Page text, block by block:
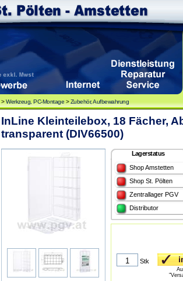
>Werkzeug, PC-Montage >Zubehör, Aufbewahrung
InLine Kleinteilebox, 18 Fächer,
transparent (DIV66500)
Lagerstatus
Shop Amstetten
Shop St. Pölten
Zentrallager PGV
Distributor
Stk